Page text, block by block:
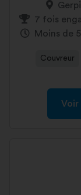
7 fois
Moins de
Couvreur
Voir